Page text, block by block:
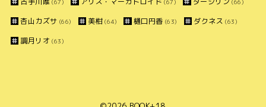
(67) (67) (66)
杏山カズサ (66) 美柑 (64) 樋口円香 (63) ダクネス (63)
調月リオ (63)